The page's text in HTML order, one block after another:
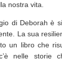
nostra vita.
di Deborah è
La sua
un libro che
nelle storie